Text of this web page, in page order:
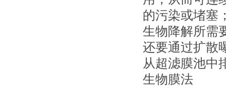
的污染或堵塞
生物降解所需
还要通过扩散
从超滤膜池中
生物膜法